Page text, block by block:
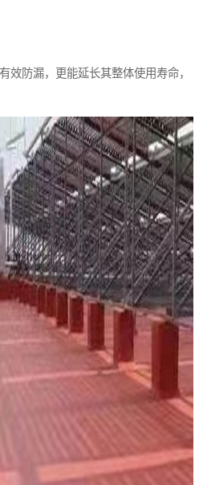
效防漏，更能延长其整体使用寿命，